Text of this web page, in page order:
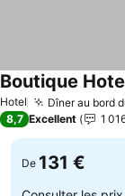
Hotel Dîner au bord
Boutique
8,7 Excellent 1
De 131 €